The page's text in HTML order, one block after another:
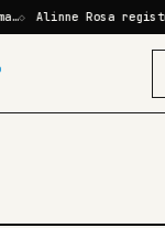
Rosa registra